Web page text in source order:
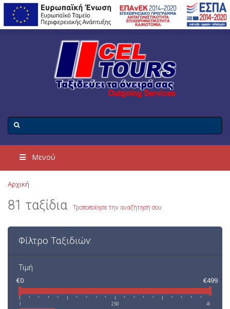
Μενού
Αρχική
81 ταξίδια Τροποποίησε την αναζήτησή σου
Φίλτρο Ταξιδιών:
Τιμή
€0
€499
0 250 499